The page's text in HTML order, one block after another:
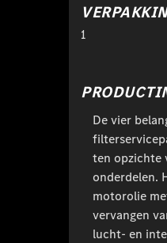
1
De vier
ten opzichte
onderdelen.
motorolie
vervangen
lucht- en